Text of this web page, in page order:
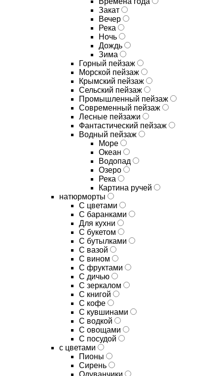
Закат
Вечер
Река
Ночь
Дождь
Зима
Горный пейзаж
Морской пейзаж
Крымский пейзаж
Сельский пейзаж
Промышленный пейзаж
Современный пейзаж
Лесные пейзажи
Фантастический пейзаж
Водный пейзаж
Море
Океан
Водопад
Озеро
Река
Картина ручей
натюрморты
С цветами
С баранками
Для кухни
C букетом
C бутылками
C вазой
C вином
C фруктами
C дичью
C зеркалом
C книгой
C кофе
C кувшинами
C водкой
C овощами
C посудой
с цветами
Пионы
Сирень
Одуванчики